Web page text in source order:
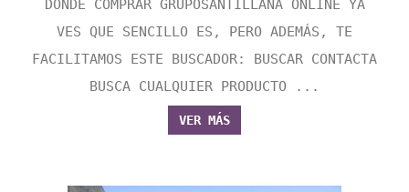
DONDE COMPRAR GRUPOSANTILLANA ONLINE YA
VES QUE SENCILLO ES, PERO ADEMÁS, TE
FACILITAMOS ESTE BUSCADOR: BUSCAR CONTACTA
BUSCA CUALQUIER PRODUCTO ...
VER MÁS